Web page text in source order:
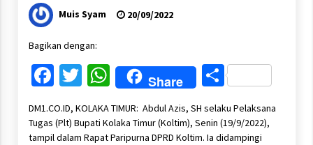
Muis Syam 20/09/2022
Bagikan dengan:
Facebook
Twitter
WhatsApp
Share Share
DM1.CO.ID, KOLAKA TIMUR: Abdul Azis, SH selaku Pelaksana
Tugas (Plt) Bupati Kolaka Timur (Koltim), Senin (19/9/2022),
tampil dalam Rapat Paripurna DPRD Koltim. Ia didampingi